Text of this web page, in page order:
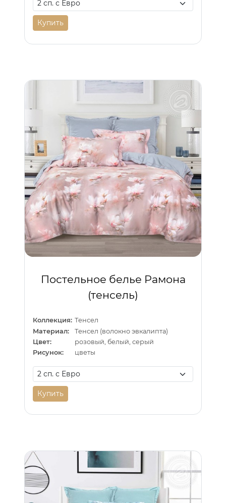
Купить
Постельное белье Рамона
(тенсель)
Коллекция: Тенсел
Материал:
Тенсел (волокно эвкалипта)
Цвет:
розовый, белый, серый
Рисунок:
цветы
Купить